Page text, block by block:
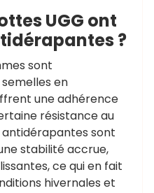
UGG ont
?
sont
en
une adhérence
résistance au
antidérapantes sont
stabilité accrue,
ce qui en fait
hivernales et